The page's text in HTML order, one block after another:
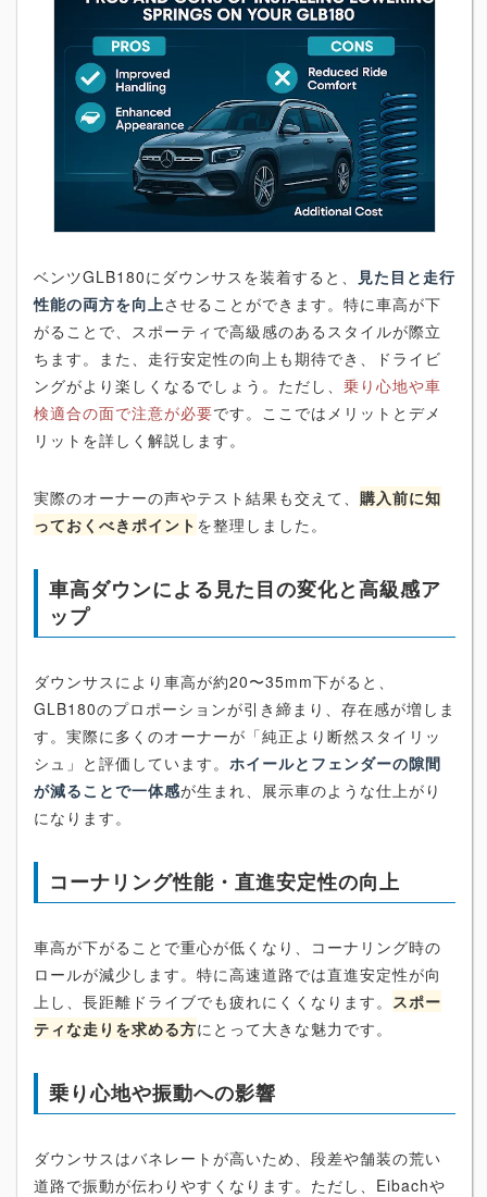
ベンツGLB180にダウンサスを装着すると、
見た目と走行
性能の両方を向上させることができます。特に車高が下
がることで、スポーティで高級感のあるスタイルが際立
ちます。また、走行安定性の向上も期待でき、ドライビ
ングがより楽しくなるでしょう。ただし、 乗り心地や車
検適合の面で注意が必要です。ここではメリットとデメ
リットを詳しく解説します。
実際のオーナーの声やテスト結果も交えて、 購入前に知
っておくべきポイント を整理しました。
車高ダウンによる見た目の変化と高級感ア
ップ
ダウンサスにより車高が約20〜35mm下がると、
GLB180のプロポーションが引き締まり、存在感が増しま
す。実際に多くのオーナーが「純正より断然スタイリッ
シュ」と評価しています。 ホイールとフェンダーの隙間
が減ることで一体感が生まれ、展示車のような仕上がり
になります。
コーナリング性能・直進安定性の向上
車高が下がることで重心が低くなり、コーナリング時の
ロールが減少します。特に高速道路では直進安定性が向
上し、長距離ドライブでも疲れにくくなります。 スポー
ティな走りを求める方にとって大きな魅力です。
乗り心地や振動への影響
ダウンサスはバネレートが高いため、段差や舗装の荒い
道路で振動が伝わりやすくなります。ただし、Eibachや